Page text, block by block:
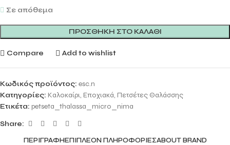
Σε απόθεμα
ΠΡΟΣΘΉΚΗ ΣΤΟ ΚΑΛΆΘΙ
Compare Add to wishlist
Κωδικός προϊόντος: esc.n
Κατηγορίες: Kαλοκαίρι, Εποχιακά, Πετσέτες Θαλάσσης
Ετικέτα: petseta_thalassa_micro_nima
Share:
ΠΕΡΙΓΡΑΦΉΕΠΙΠΛΈΟΝ ΠΛΗΡΟΦΟΡΊΕΣABOUT BRAND